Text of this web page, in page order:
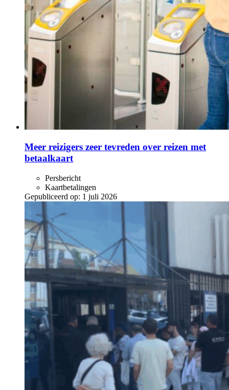
Meer reizigers zeer tevreden over reizen met
betaalkaart
Persbericht
Kaartbetalingen
Gepubliceerd op: 1 juli 2026